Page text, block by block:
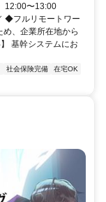
12:00〜13:00
◆フルリモートワー
、企業所在地から
基幹システムにお
社会保険完備
在宅OK